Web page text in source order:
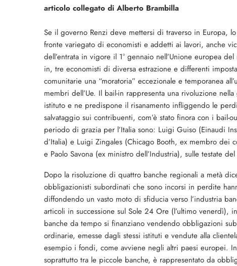
articolo collegato di Alberto Brambilla
Se il governo Renzi deve mettersi di traverso in Europa,
fronte variegato di economisti e addetti ai lavori, anche
dell’entrata in vigore il 1° gennaio nell’Unione europea
in, tre economisti di diversa estrazione e differenti
comunitarie una “moratoria” eccezionale e temporanea
membri dell’Ue. Il bail-in rappresenta una rivoluzione
istituto e ne predispone il risanamento infliggendo le
salvataggio sui contribuenti, com’è stato finora con i
periodo di grazia per l’Italia sono: Luigi Guiso (Einaudi
d’Italia) e Luigi Zingales (Chicago Booth, ex membro
e Paolo Savona (ex ministro dell’Industria), sulle testate
Dopo la risoluzione di quattro banche regionali a metà
obbligazionisti subordinati che sono incorsi in perdite
diffondendo un vasto moto di sfiducia verso l’industria
articoli in successione sul Sole 24 Ore (l’ultimo venerdì),
banche da tempo si finanziano vendendo obbligazioni
ordinarie, emesse dagli stessi istituti e vendute alla
esempio i fondi, come avviene negli altri paesi europei.
soprattutto tra le piccole banche, è rappresentato da